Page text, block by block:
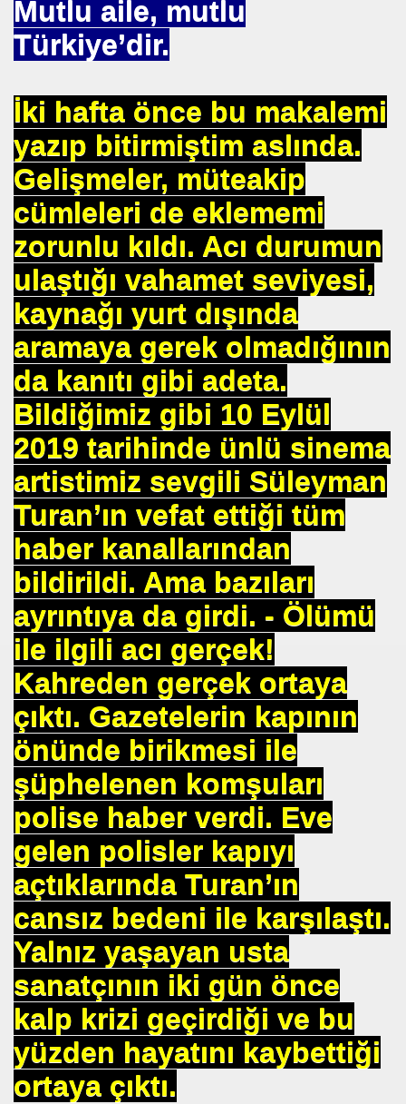
Mutlu aile, mutlu
Türkiye’dir.
İki hafta önce bu makalemi
yazıp bitirmiştim aslında.
Gelişmeler, müteakip
cümleleri de eklememi
zorunlu kıldı. Acı durumun
ulaştığı vahamet seviyesi,
kaynağı yurt dışında
aramaya gerek olmadığının
da kanıtı gibi adeta.
Bildiğimiz gibi 10 Eylül
2019 tarihinde ünlü sinema
artistimiz sevgili Süleyman
Turan’ın vefat ettiği tüm
haber kanallarından
bildirildi. Ama bazıları
ayrıntıya da girdi. - Ölümü
ile ilgili acı gerçek!
Kahreden gerçek ortaya
çıktı. Gazetelerin kapının
önünde birikmesi ile
şüphelenen komşuları
polise haber verdi. Eve
gelen polisler kapıyı
açtıklarında Turan’ın
cansız bedeni ile karşılaştı.
Yalnız yaşayan usta
sanatçının iki gün önce
kalp krizi geçirdiği ve bu
yüzden hayatını kaybettiği
ortaya çıktı.
DEĞİL
KALDIRAN HZ MUHAMMEDİN SÜNNETI
SIĞINIRIM
Başak ERSEN
ILERI GÖRÜŞLÜ GÜNEŞ ENERJI GÖNÜLLÜSÜ
YOKTUR
YÜKSEK MIMAR
MESALARININ SIRRI ?
KARIŞIMI
ÖRGÜTÜ ALPER TAN